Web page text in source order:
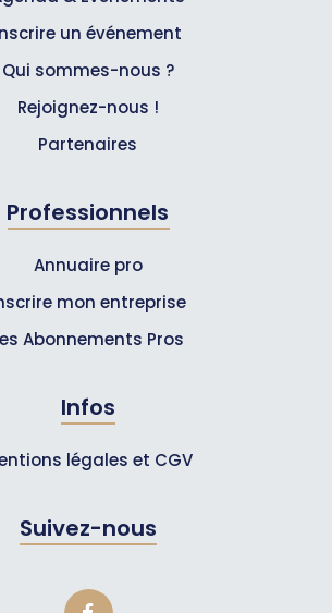
un événement
Qui sommes-nous ?
Rejoignez-nous !
Partenaires
Professionnels
Annuaire pro
mon entreprise
Abonnements Pros
Infos
légales et CGV
Suivez-nous